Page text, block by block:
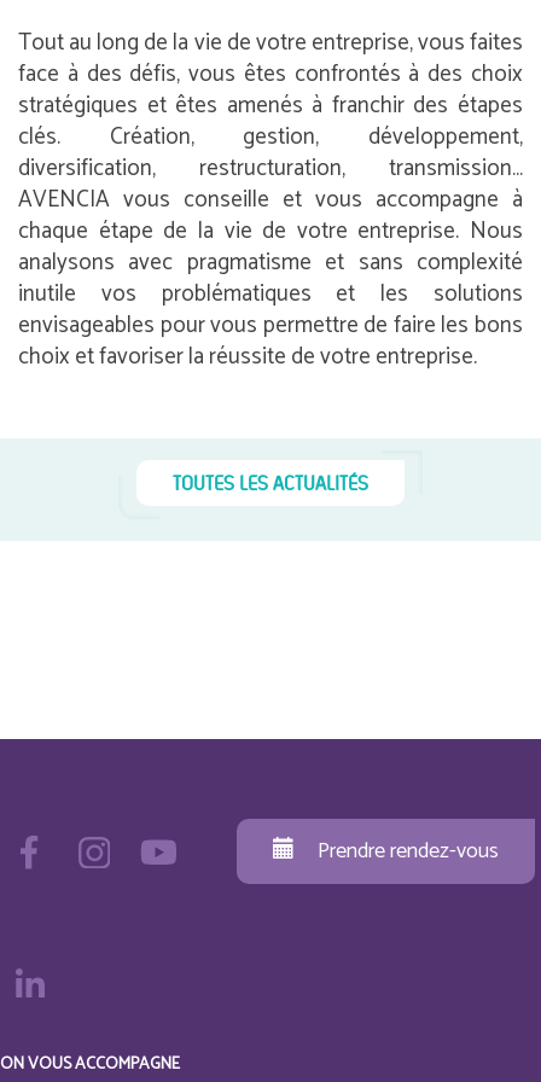
Tout au long de la vie de votre entreprise, vous faites
face à des défis, vous êtes confrontés à des choix
stratégiques et êtes amenés à franchir des étapes
clés. Création, gestion, développement,
diversification, restructuration, transmission…
AVENCIA vous conseille et vous accompagne à
chaque étape de la vie de votre entreprise. Nous
analysons avec pragmatisme et sans complexité
inutile vos problématiques et les solutions
envisageables pour vous permettre de faire les bons
choix et favoriser la réussite de votre entreprise.
TOUTES LES ACTUALITÉS
Prendre rendez-vous
ON VOUS ACCOMPAGNE